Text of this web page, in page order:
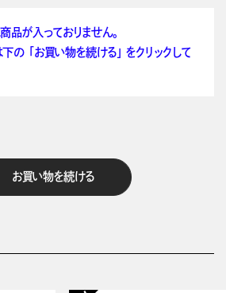
品が入っておりません。
の 「お買い物を続ける」 をクリックして
お買い物を続ける